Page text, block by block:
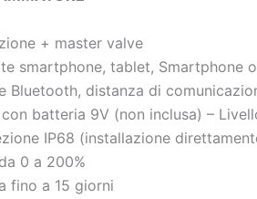
+ master valve
smartphone, tablet, Smartphone
Bluetooth, distanza di
batteria 9V (non inclusa) –
IP68 (installazione
0 a 200%
fino a 15 giorni